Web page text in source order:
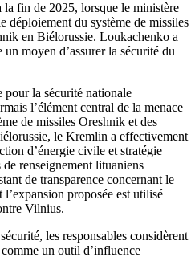
la fin de 2025, lorsque le ministère
déploiement du système de missiles
en Biélorussie. Loukachenko a
moyen d’assurer la sécurité du
pour la sécurité nationale
l’élément central de la menace
de missiles Oreshnik et des
le Kremlin a effectivement
d’énergie civile et stratégie
renseignement lituaniens
de transparence concernant le
proposée est utilisé
Vilnius.
les responsables considèrent
un outil d’influence